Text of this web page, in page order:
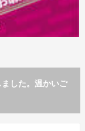
した。温かいご